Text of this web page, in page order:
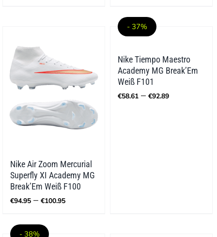
Nike Air Zoom Mercurial
Superfly XI Academy MG
Break’Em Weiß F100
€94.95 – €100.95Preisspanne:
- 37%
Nike Tiempo Maestro
Academy MG Break’Em
Weiß F101
€58.61 – €92.89
- 38%